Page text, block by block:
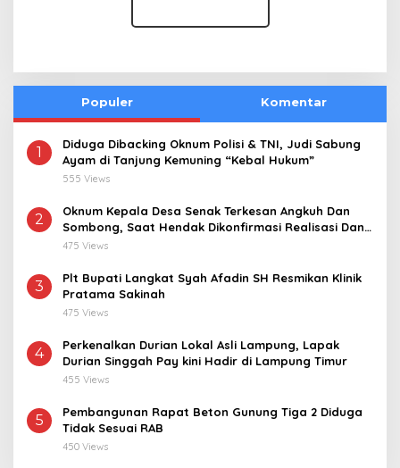
Populer Komentar
1
Diduga Dibacking Oknum Polisi & TNI, Judi Sabung
Ayam di Tanjung Kemuning “Kebal Hukum”
555 Views
2
Oknum Kepala Desa Senak Terkesan Angkuh Dan
Sombong, Saat Hendak Dikonfirmasi Realisasi Dana
Desa 2021-2024
475 Views
3
Plt Bupati Langkat Syah Afadin SH Resmikan Klinik
Pratama Sakinah
475 Views
4
Perkenalkan Durian Lokal Asli Lampung, Lapak
Durian Singgah Pay kini Hadir di Lampung Timur
455 Views
5
Pembangunan Rapat Beton Gunung Tiga 2 Diduga
Tidak Sesuai RAB
450 Views